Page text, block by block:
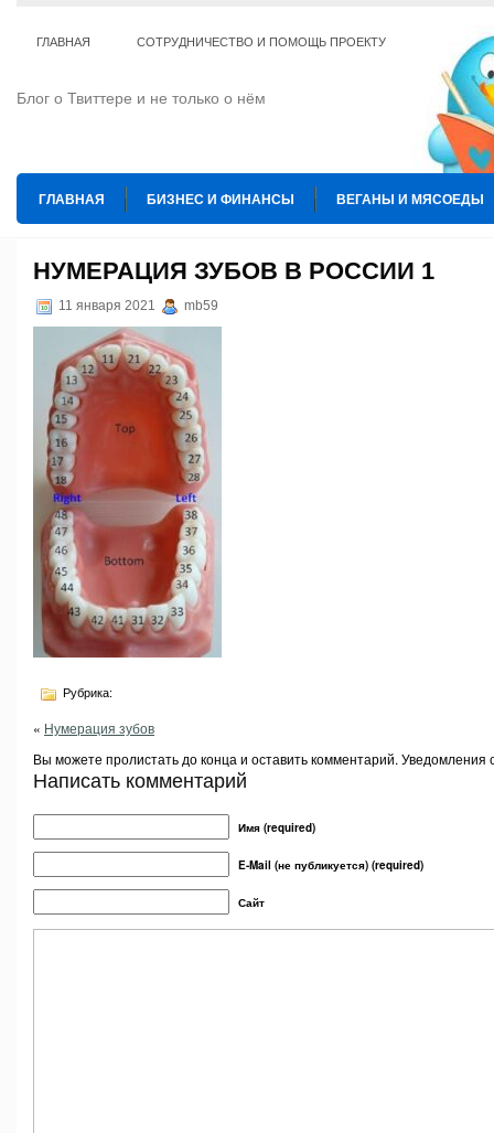
ГЛАВНАЯ СОТРУДНИЧЕСТВО И ПОМОЩЬ ПРОЕКТУ
Блог о Твиттере и не только о нём
ГЛАВНАЯ БИЗНЕС И ФИНАНСЫ ВЕГАНЫ И МЯСОЕДЫ
ТЕ КОГО ПРИРУЧИЛИ
НУМЕРАЦИЯ ЗУБОВ В РОССИИ 1
11 января 2021 mb59
Рубрика:
« Нумерация зубов
Вы можете пролистать до конца и оставить комментарий. Уведомления
Написать комментарий
Имя (required)
E-Mail (не публикуется) (required)
Сайт